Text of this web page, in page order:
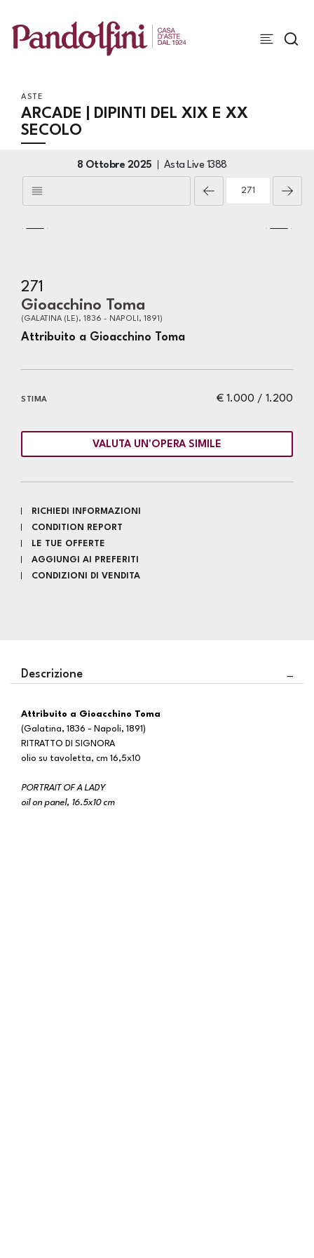
ASTE
ARCADE | DIPINTI DEL XIX E XX
SECOLO
8 Ottobre 2025 Asta Live 1388
271
Gioacchino Toma
(GALATINA (LE), 1836 - NAPOLI, 1891)
Attribuito a Gioacchino Toma
€ 1.000 / 1.200
STIMA
VALUTA UN'OPERA SIMILE
RICHIEDI INFORMAZIONI
CONDITION REPORT
LE TUE OFFERTE
AGGIUNGI AI PREFERITI
CONDIZIONI DI VENDITA
Descrizione
Attribuito a Gioacchino Toma
(Galatina, 1836 - Napoli, 1891)
RITRATTO DI SIGNORA
olio su tavoletta, cm 16,5x10
PORTRAIT OF A LADY
oil on panel, 16.5x10 cm